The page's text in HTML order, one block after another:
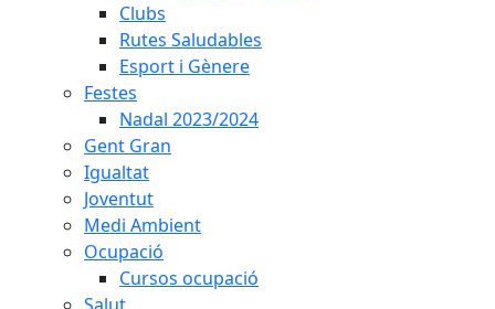
Clubs
Rutes Saludables
Esport i Gènere
Festes
Nadal 2023/2024
Gent Gran
Igualtat
Joventut
Medi Ambient
Ocupació
Cursos ocupació